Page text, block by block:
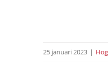
25 januari 2023 |